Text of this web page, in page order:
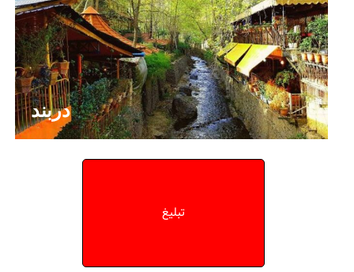
دربند
تبلیغ